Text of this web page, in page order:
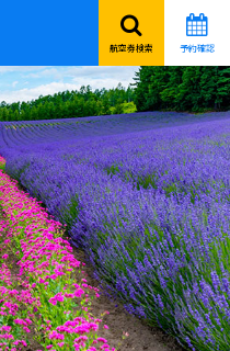
航空券検索 予約確認